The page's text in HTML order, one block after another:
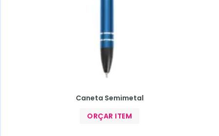
Caneta Semimetal
ORÇAR ITEM